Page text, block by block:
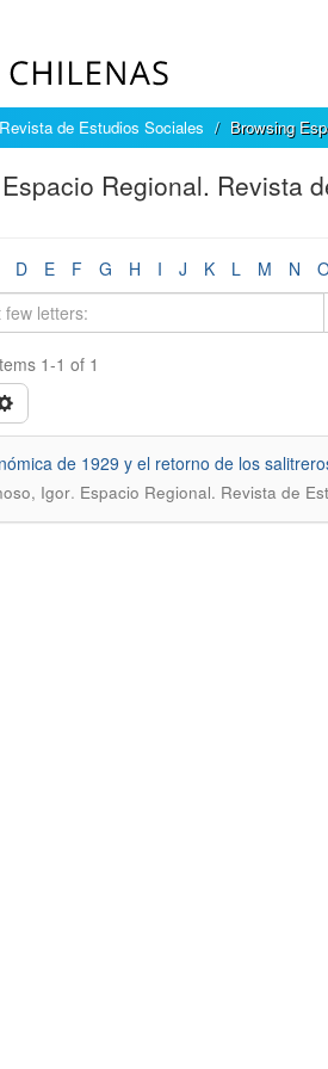
de Estudios Sociales Browsing
Regional. Revista
D E F G H I J K L M N
1-1 of 1
de 1929 y el retorno de los
Igor. Espacio Regional. Revista de